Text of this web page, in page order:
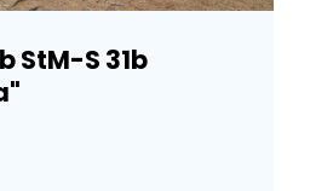
StM-S 31b